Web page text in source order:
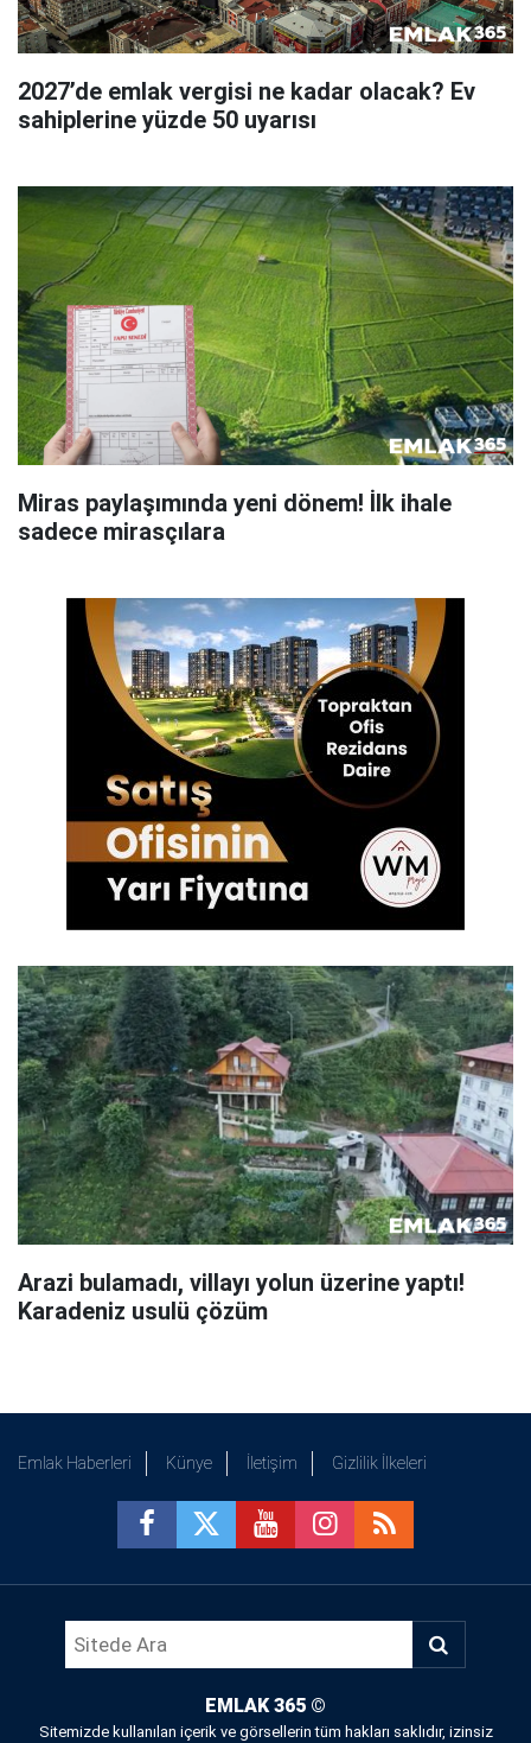
2027’de emlak vergisi ne kadar olacak? Ev
sahiplerine yüzde 50 uyarısı
Miras paylaşımında yeni dönem! İlk ihale
sadece mirasçılara
Arazi bulamadı, villayı yolun üzerine yaptı!
Karadeniz usulü çözüm
Emlak Haberleri Künye İletişim Gizlilik İlkeleri
EMLAK 365 ©
Sitemizde kullanılan içerik ve görsellerin tüm hakları saklıdır, izinsiz